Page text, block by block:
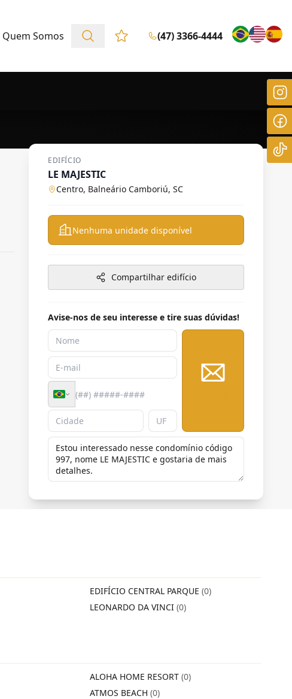
Quem Somos Favoritos (0 itens)
(47) 3366-4444
EDIFÍCIO
LE MAJESTIC
Centro, Balneário Camboriú, SC
Nenhuma unidade disponível
Compartilhar edifício
Avise-nos de seu interesse e tire suas dúvidas!
EDIFÍCIO CENTRAL PARQUE (0)
LEONARDO DA VINCI (0)
ALOHA HOME RESORT (0)
ATMOS BEACH (0)